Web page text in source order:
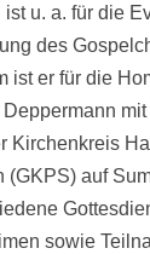
ist u. a. für die
des
ist er für die
Kirchenkreis
auf
sowie